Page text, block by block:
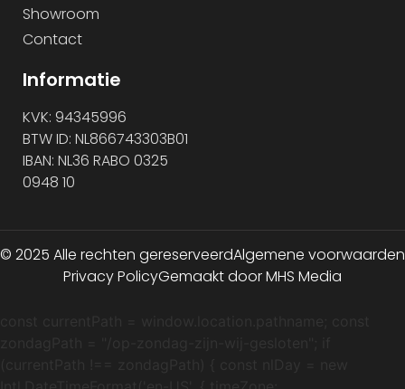
Showroom
Contact
Informatie
KVK: 94345996
BTW ID: NL866743303B01
IBAN: NL36 RABO 0325
0948 10
© 2025 Alle rechten gereserveerdAlgemene voorwaarden
Privacy PolicyGemaakt door MHS Media